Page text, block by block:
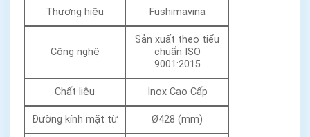
Thương hiệu Fushimavina
Công nghệ
Sản xuất theo tiểu
chuẩn ISO
9001:2015
Chất liệu Inox Cao Cấp
Đường kính mặt từ Ø428 (mm)